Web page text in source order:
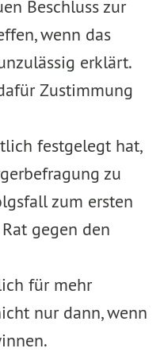
Be­schluss zur
wenn das
erklärt.
Zustimmung
festgelegt hat,
zu
zum ersten
gegen den
für mehr
nur dann, wenn